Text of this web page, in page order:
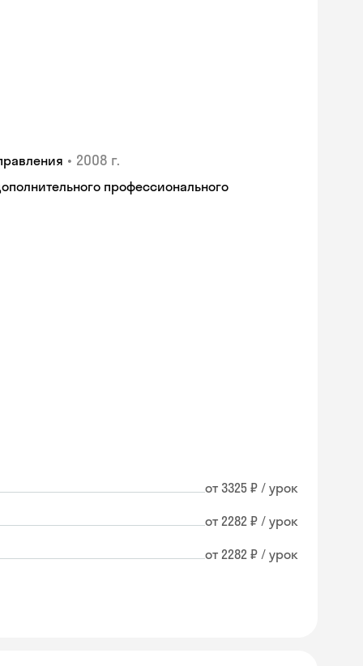
• 2008 г.
профессионального
от 3325 ₽ / урок
от 2282 ₽ / урок
от 2282 ₽ / урок